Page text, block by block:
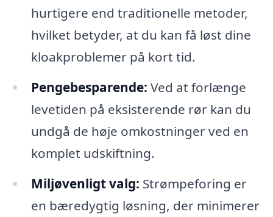
hurtigere end traditionelle metoder,
hvilket betyder, at du kan få løst dine
kloakproblemer på kort tid.
Pengebesparende: Ved at forlænge
levetiden på eksisterende rør kan du
undgå de høje omkostninger ved en
komplet udskiftning.
Miljøvenligt valg: Strømpeforing er
en bæredygtig løsning, der minimerer